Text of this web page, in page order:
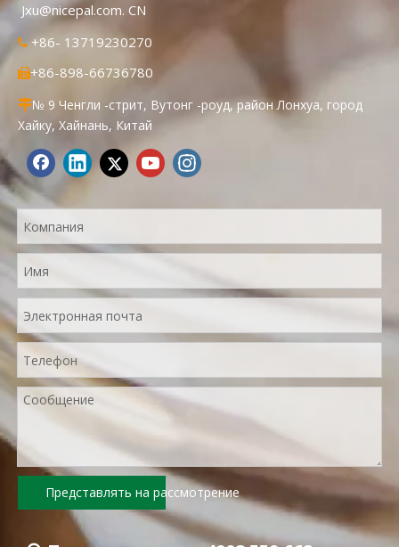
Jxu@nicepal.com. CN
 +86- 13719230270
+86-898-66736780
№ 9 Ченгли -стрит, Вутонг -роуд, район Лонхуа, город
Хайку, Хайнань, Китай
Представлять на рассмотрение